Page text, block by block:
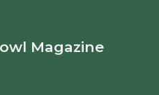
Magazine